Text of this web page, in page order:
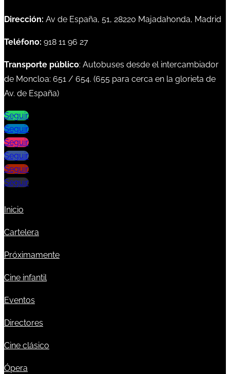
Dirección: Av de España, 51, 28220 Majadahonda, Madrid
Teléfono: 918 11 96 27
Transporte público: Autobuses desde el intercambiador
de Moncloa: 651 / 654. (655 para cerca en la glorieta de
Av. de España)
Seguir
Seguir
Seguir
Seguir
Seguir
Seguir
Inicio
Cartelera
Próximamente
Cine infantil
Eventos
Directores
Cine clásico
Ópera